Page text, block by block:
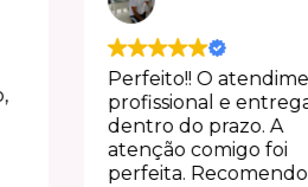
Perfeito!! O atendimento
profissional e entrega
dentro do prazo. A
atenção comigo foi
perfeita. Recomendo